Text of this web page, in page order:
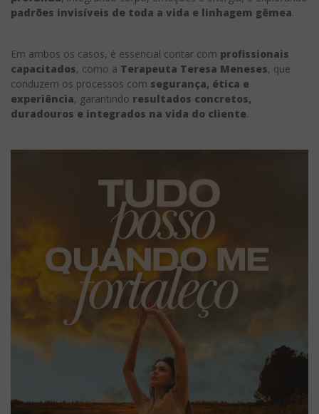
padrões invisíveis de toda a vida e linhagem gêmea.
Em ambos os casos, é essencial contar com profissionais
capacitados, como a Terapeuta Teresa Meneses, que
conduzem os processos com segurança, ética e
experiência, garantindo resultados concretos,
duradouros e integrados na vida do cliente.